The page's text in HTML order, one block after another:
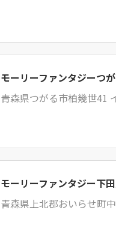
モーリーファンタジーつ
青森県つがる市柏幾世41
モーリーファンタジー下
青森県上北郡おいらせ町